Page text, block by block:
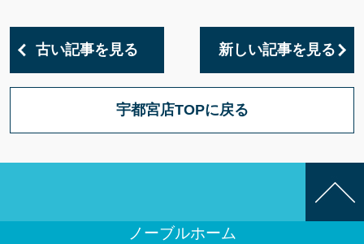
古い記事を見る 新しい記事を見る
宇都宮店TOPに戻る
ノーブルホーム